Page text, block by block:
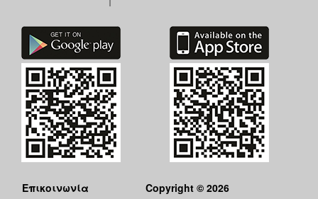
Επικοινωνία Copyright © 2026